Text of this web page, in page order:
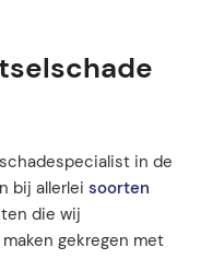
in de
bij allerlei soorten
die wij
gekregen met